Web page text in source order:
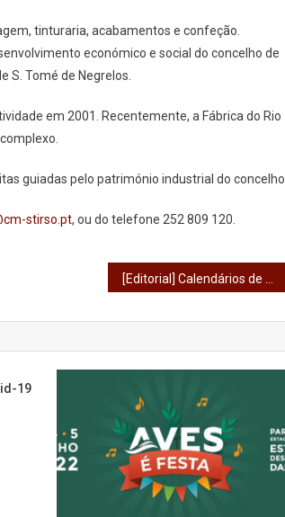
tinturaria, acabamentos e confeção.
económico e social do concelho de
S. Tomé de Negrelos.
em 2001. Recentemente, a Fábrica do Rio
guiadas pelo património industrial do concelho.
stirso.pt, ou do telefone 252 809 120.
19